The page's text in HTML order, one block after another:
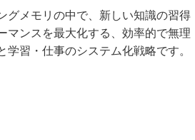
グメモリの中で、新しい知識の習得
マンスを最大化する、効率的で無理
学習・仕事のシステム化戦略です。